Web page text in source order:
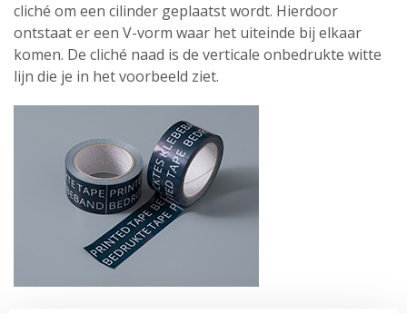
cliché om een cilinder geplaatst wordt. Hierdoor
ontstaat er een V-vorm waar het uiteinde bij elkaar
komen. De cliché naad is de verticale onbedrukte witte
lijn die je in het voorbeeld ziet.